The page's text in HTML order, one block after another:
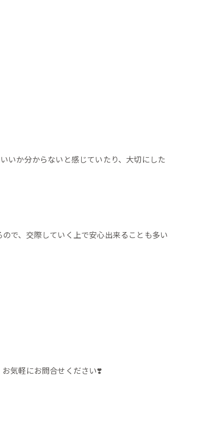
いか分からないと感じていたり、大切にした
で、交際していく上で安心出来ることも多い
気軽にお問合せください❣️